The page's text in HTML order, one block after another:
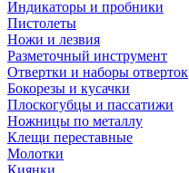
Индикаторы и пробники
Пистолеты
Ножи и лезвия
Разметочный инструмент
Отвертки и наборы отверток
Бокорезы и кусачки
Плоскогубцы и пассатижи
Ножницы по металлу
Клещи переставные
Молотки
Киянки